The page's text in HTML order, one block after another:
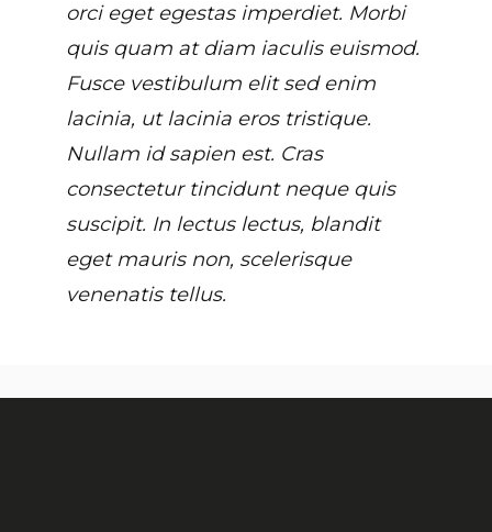
orci eget egestas imperdiet. Morbi
quis quam at diam iaculis euismod.
Fusce vestibulum elit sed enim
lacinia, ut lacinia eros tristique.
Nullam id sapien est. Cras
consectetur tincidunt neque quis
suscipit. In lectus lectus, blandit
eget mauris non, scelerisque
venenatis tellus.